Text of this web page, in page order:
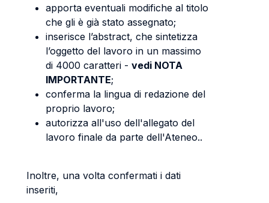
apporta eventuali modifiche al titolo
che gli è già stato assegnato;
inserisce l’abstract, che sintetizza
l’oggetto del lavoro in un massimo
di 4000 caratteri - vedi NOTA
IMPORTANTE;
conferma la lingua di redazione del
proprio lavoro;
autorizza all'uso dell'allegato del
lavoro finale da parte dell'Ateneo..
Inoltre, una volta confermati i dati
inseriti,